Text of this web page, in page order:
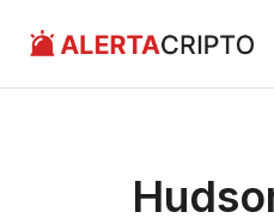
contenido